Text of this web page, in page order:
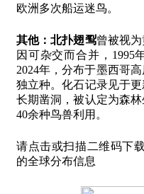
欧洲多次船运迷鸟。
其他：北扑翅䴕曾被视
因可杂交而合并，1995
2024年，分布于墨西哥
独立种。化石记录见于
长期凿洞，被认定为森
40余种鸟兽利用。
请点击或扫描二维码下
的全球分布信息